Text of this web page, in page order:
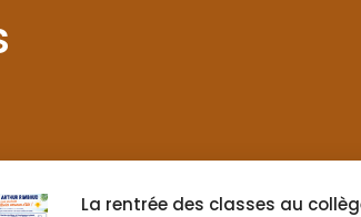
La rentrée des classes au collège